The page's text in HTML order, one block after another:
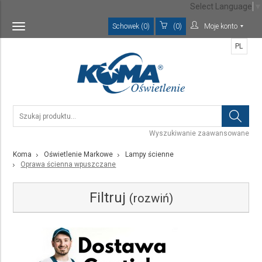
Toggle
navigation
Schowek (0) (0) Moje konto
Wyszukiwanie zaawansowane
PL
Koma Oświetlenie Markowe
Lampy ścienne
Oprawa ścienna wpuszczane
Filtruj (rozwiń)
Kategoria
Select Language